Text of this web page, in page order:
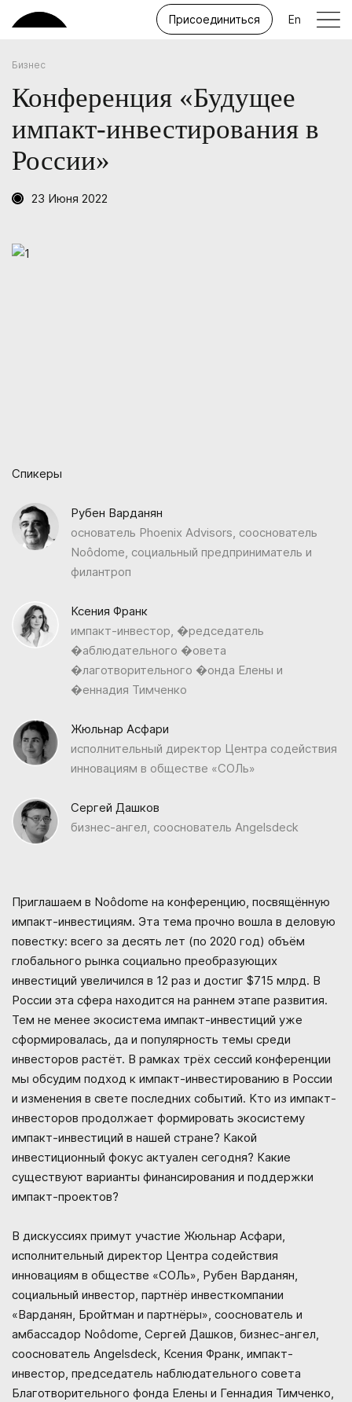
Присоединиться En
Бизнес
Конференция «Будущее
импакт-инвестирования в
России»
23 Июня 2022
Спикеры
Рубен Варданян
основатель Phoenix Advisors, сооснователь
Noôdome, социальный предприниматель и
филантроп
Ксения Франк
импакт-инвестор, �редседатель
�аблюдательного �овета
�лаготворительного �онда Елены и
�еннадия Тимченко
Жюльнар Асфари
исполнительный директор Центра содействия
инновациям в обществе «СОЛь»
Сергей Дашков
бизнес-ангел, сооснователь Angelsdeck
Приглашаем в Noôdome на конференцию, посвящённую
импакт-инвестициям. Эта тема прочно вошла в деловую
повестку: всего за десять лет (по 2020 год) объём
глобального рынка социально преобразующих
инвестиций увеличился в 12 раз и достиг $715 млрд. В
России эта сфера находится на раннем этапе развития.
Тем не менее экосистема импакт-инвестиций уже
сформировалась, да и популярность темы среди
инвесторов растёт. В рамках трёх сессий конференции
мы обсудим подход к импакт-инвестированию в России
и изменения в свете последних событий. Кто из импакт-
инвесторов продолжает формировать экосистему
импакт-инвестиций в нашей стране? Какой
инвестиционный фокус актуален сегодня? Какие
существуют варианты финансирования и поддержки
импакт-проектов?
В дискуссиях примут участие Жюльнар Асфари,
исполнительный директор Центра содействия
инновациям в обществе «СОЛь», Рубен Варданян,
социальный инвестор, партнёр инвесткомпании
«Варданян, Бройтман и партнёры», сооснователь и
амбассадор Noôdome, Сергей Дашков, бизнес-ангел,
сооснователь Angelsdeck, Ксения Франк, импакт-
инвестор, председатель наблюдательного совета
Благотворительного фонда Елены и Геннадия Тимченко,